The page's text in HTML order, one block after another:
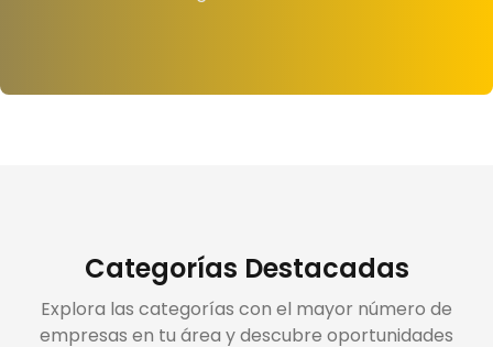
Categorías Destacadas
Explora las categorías con el mayor número de
empresas en tu área y descubre oportunidades